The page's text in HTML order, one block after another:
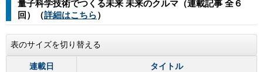
量子科学技術でつくる未来 未来のクルマ（連載記事 全６
回）（詳細はこちら）
表のサイズを切り替える
連載日 タイトル